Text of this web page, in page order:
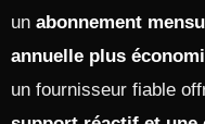
un abonnement
annuelle plus
un fournisseur fiable